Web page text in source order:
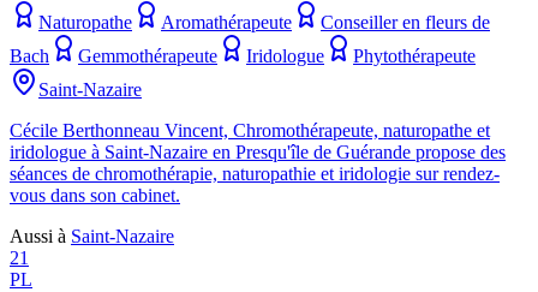
Naturopathe Aromathérapeute
Conseiller en fleurs de
Bach
Gemmothérapeute Iridologue
Phytothérapeute
Saint-Nazaire
Cécile Berthonneau Vincent, Chromothérapeute, naturopathe et
iridologue à Saint-Nazaire en Presqu'île de Guérande propose des
séances de chromothérapie, naturopathie et iridologie sur rendez-
vous dans son cabinet.
Aussi à Saint-Nazaire
21
PL